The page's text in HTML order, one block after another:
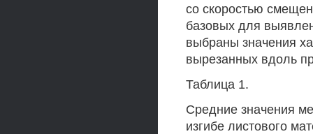
со скоростью
базовых для
выбраны значения
вырезанных вдоль
Таблица 1.
Средние значения
изгибе листового